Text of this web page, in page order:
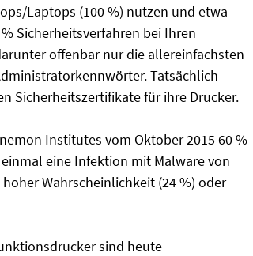
Laptops (100 %) nutzen und etwa
Sicherheitsverfahren bei Ihren
offenbar nur die allereinfachsten
Tatsächlich
Sicherheitszertifikate für ihre Drucker.
Institutes vom Oktober 2015 60 %
eine Infektion mit Malware von
Wahrscheinlichkeit (24 %) oder
sind heute